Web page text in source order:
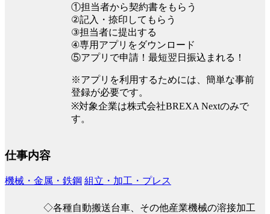
①担当者から契約書をもらう
②記入・捺印してもらう
③担当者に提出する
④専用アプリをダウンロード
⑤アプリで申請！最短翌日振込まれる！
※アプリを利用するためには、簡単な事前
登録が必要です。
※対象企業は株式会社BREXA Nextのみで
す。
仕事内容
機械・金属・鉄鋼 組立・加工・プレス
◇各種自動搬送台車、その他産業機械の溶接加工